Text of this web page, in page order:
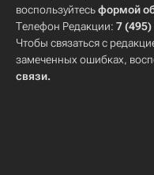
воспользуйтесьформой
Телефон Редакции: 7 (495)
Чтобы связаться с
замеченных ошибках,
связи.